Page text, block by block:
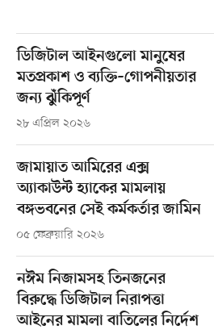
ডিজিটাল আইনগুলো মানুষের
মতপ্রকাশ ও ব্যক্তি–গোপনীয়তার
জন্য ঝুঁকিপূর্ণ
২৮ এপ্রিল ২০২৬
জামায়াত আমিরের এক্স
অ্যাকাউন্ট হ্যাকের মামলায়
বঙ্গভবনের সেই কর্মকর্তার জামিন
০৫ ফেব্রুয়ারি ২০২৬
নঈম নিজামসহ তিনজনের
বিরুদ্ধে ডিজিটাল নিরাপত্তা
আইনের মামলা বাতিলের নির্দেশ